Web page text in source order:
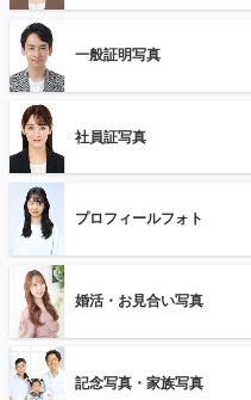
一般証明写真
社員証写真
プロフィールフォト
婚活・お見合い写真
記念写真・家族写真